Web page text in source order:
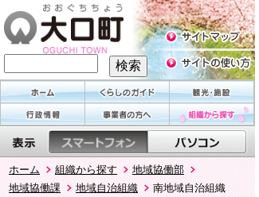
ホーム 組織から探す
地域協働部
地域協働課
地域自治組織 南地域自治組織